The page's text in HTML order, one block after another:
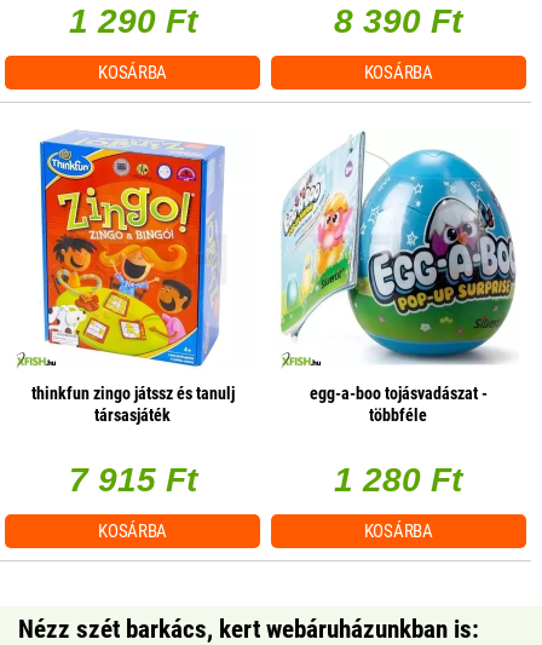
1 290 Ft
KOSÁRBA
8 390 Ft
KOSÁRBA
thinkfun zingo játssz és tanulj
társasjáték
7 915 Ft
KOSÁRBA
egg-a-boo tojásvadászat -
többféle
1 280 Ft
KOSÁRBA
Nézz szét barkács, kert webáruházunkban is: